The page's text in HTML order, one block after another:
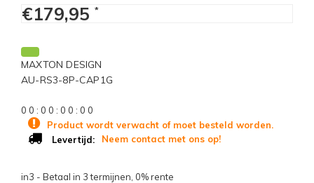
€179,95 *
MAXTON DESIGN
AU-RS3-8P-CAP1G
0 0 : 0 0 : 0 0 : 0 0
Product wordt verwacht of moet besteld worden.
Levertijd:
Neem contact met ons op!
in3 - Betaal in 3 termijnen, 0% rente